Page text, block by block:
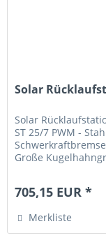
Solar
Solar
ST 25/7 PWM -
Große
705,15 EUR *
Merkliste